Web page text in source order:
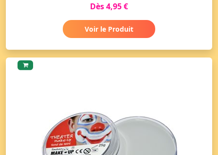
Dès 4,95 €
Voir le Produit